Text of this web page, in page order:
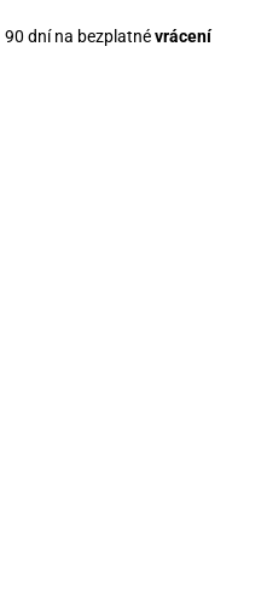
90 dní na bezplatnévrácení